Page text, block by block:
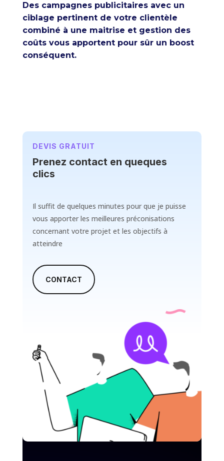
Des campagnes publicitaires avec un
ciblage pertinent de votre clientèle
combiné à une maitrise et gestion des
coûts vous apportent pour sûr un boost
conséquent.
DEVIS GRATUIT
Prenez contact en queques
clics
Il suffit de quelques minutes pour que je puisse
vous apporter les meilleures préconisations
concernant votre projet et les objectifs à
atteindre
CONTACT